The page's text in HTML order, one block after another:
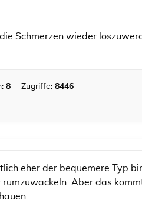
Schmerzen wieder
8 Zugriffe: 8446
eher der bequemere Typ
Aber das
...